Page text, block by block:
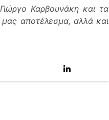
Καρβουνάκη και τα
μας αποτέλεσμα, αλλά και